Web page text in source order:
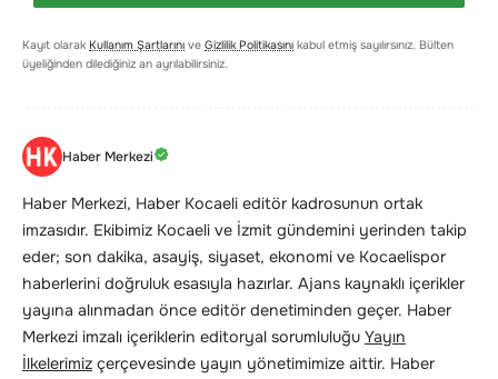
Kayıt olarak Kullanım Şartlarını ve Gizlilik Politikasını kabul etmiş sayılırsınız. Bülten
üyeliğinden dilediğiniz an ayrılabilirsiniz.
Haber Merkezi
Haber Merkezi, Haber Kocaeli editör kadrosunun ortak
imzasıdır. Ekibimiz Kocaeli ve İzmit gündemini yerinden takip
eder; son dakika, asayiş, siyaset, ekonomi ve Kocaelispor
haberlerini doğruluk esasıyla hazırlar. Ajans kaynaklı içerikler
yayına alınmadan önce editör denetiminden geçer. Haber
Merkezi imzalı içeriklerin editoryal sorumluluğu Yayın
İlkelerimiz çerçevesinde yayın yönetimimize aittir. Haber